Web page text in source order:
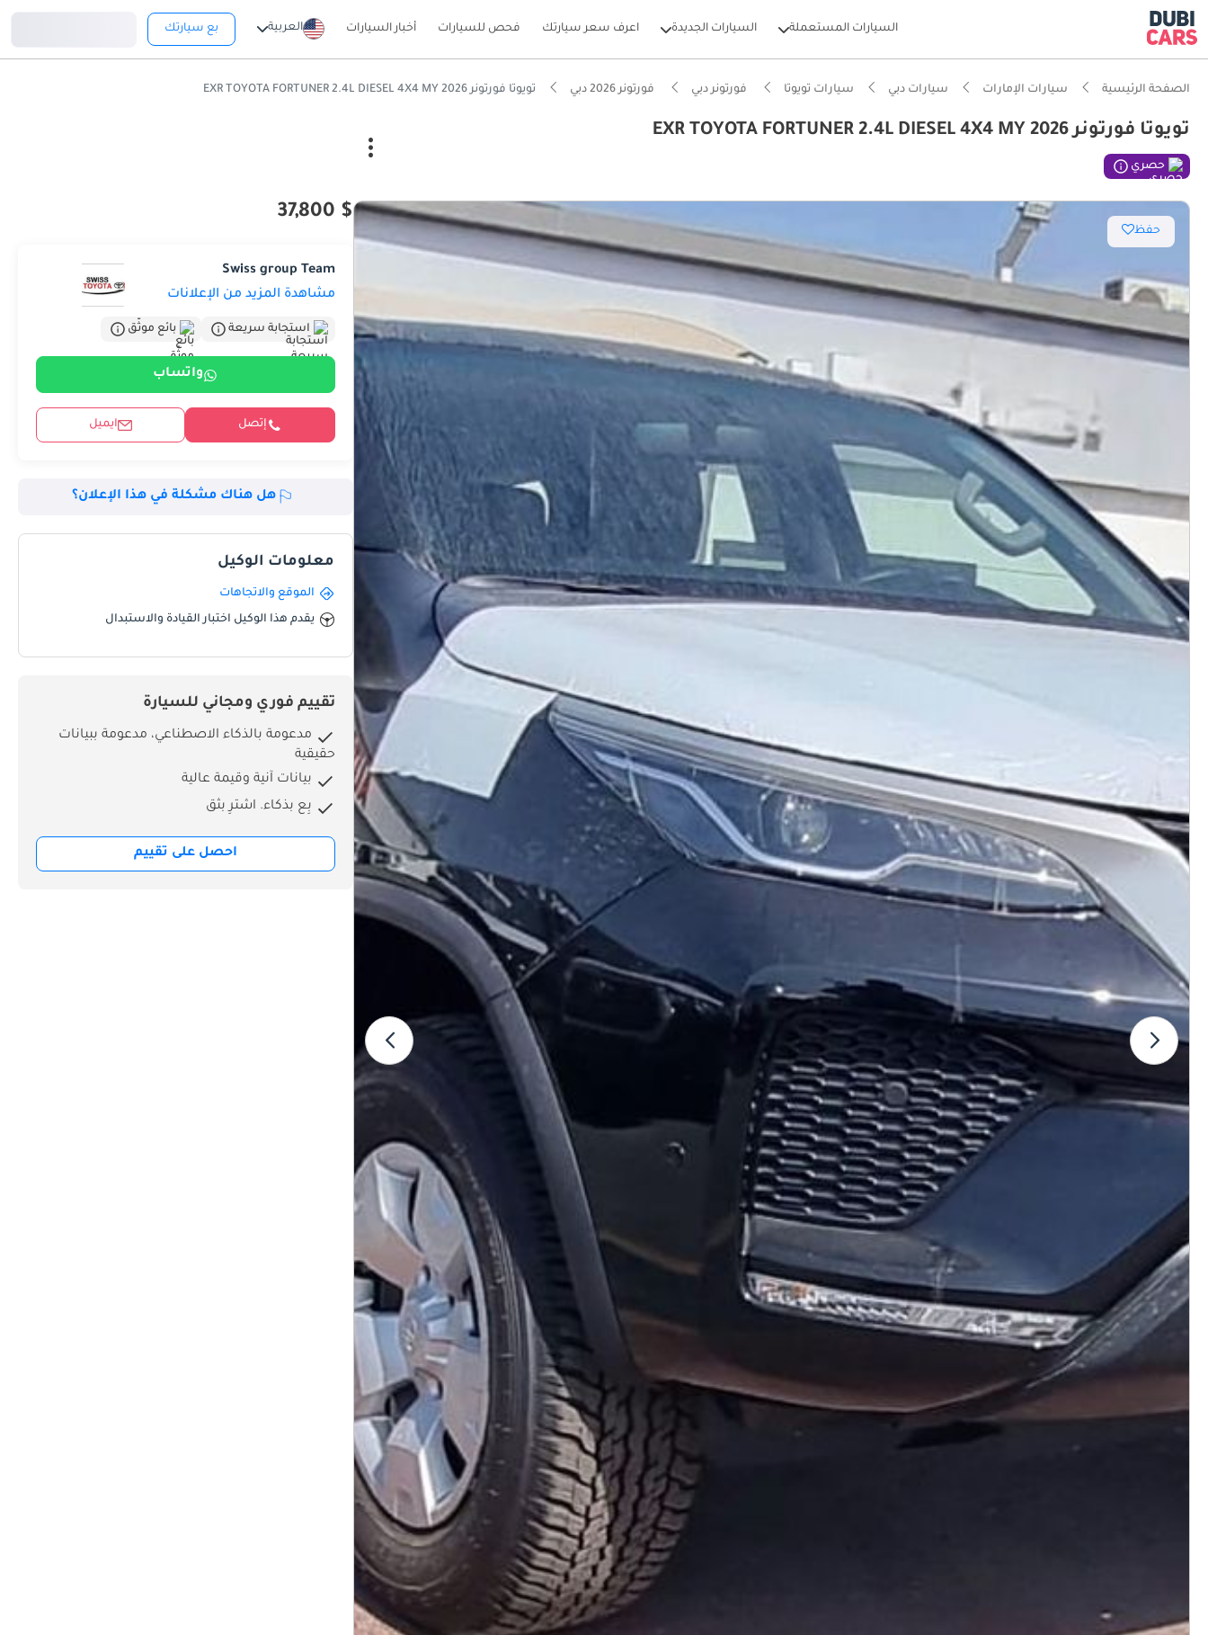
السيارات المستعملة السيارات الجديدة اعرف سعر سيارتك فحص للسيارات أخبار السيارات العربية بع سيارتك
الصفحة الرئيسية سيارات الإمارات سيارات دبي سيارات تويوتا فورتونر دبي فورتونر 2026 دبي تويوتا فورتونر EXR TOYOTA FORTUNER 2.4L DIESEL 4X4 MY 2026
تويوتا فورتونر EXR TOYOTA FORTUNER 2.4L DIESEL 4X4 MY 2026
حصري
حفظ
$ 37,800
Swiss group Team
مشاهدة المزيد من الإعلانات
استجابة سريعة بائع موثّق
واتساب
إتصل ايميل
هل هناك مشكلة في هذا الإعلان؟
معلومات الوكيل
الموقع والاتجاهات
يقدم هذا الوكيل اختبار القيادة والاستبدال
تقييم فوري ومجاني للسيارة
مدعومة بالذكاء الاصطناعي، مدعومة ببيانات
حقيقية
بيانات آنية وقيمة عالية
بِع بذكاء. اشترِ بثق
احصل على تقييم
مصمم خصيصًا للطرق الوعرة
أقل معدل استهلاك في فئته
تصنيف السلامة 5 نجوم من NCAP